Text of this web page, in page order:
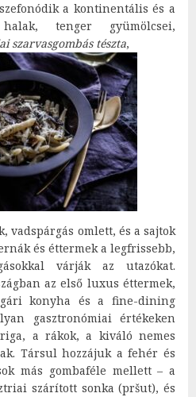
a kontinentális és a
tenger gyümölcsei,
szarvasgombás tészta,
vadspárgás omlett, és a sajtok
és éttermek a legfrissebb,
várják az utazókat.
az első luxus éttermek,
konyha és a fine-dining
gasztronómiai értékeken
a rákok, a kiváló nemes
Társul hozzájuk a fehér és
más gombaféle mellett – a
szárított sonka (pršut), és